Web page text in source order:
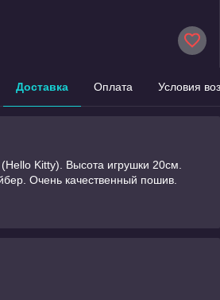
Доставка Оплата Условия
Kitty). Высота игрушки 20см.
Очень качественный пошив.